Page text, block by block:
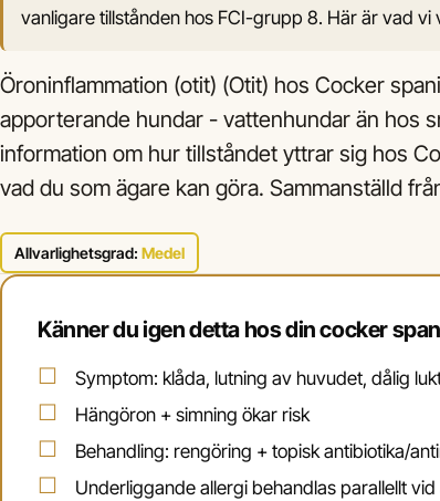
vanligare tillstånden hos FCI-grupp 8. Här är vad vi
Öroninflammation (otit) (Otit) hos Cocker
apporterande hundar - vattenhundar än hos
information om hur tillståndet yttrar sig hos
vad du som ägare kan göra. Sammanställd
Allvarlighetsgrad: Medel
Känner du igen detta hos din cocker
Symptom: klåda, lutning av huvudet, dålig
Hängöron + simning ökar risk
Behandling: rengöring + topisk antibiotika/
Underliggande allergi behandlas parallellt